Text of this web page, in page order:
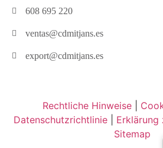
608 695 220
ventas@cdmitjans.es
export@cdmitjans.es
Rechtliche Hinweise|
Datenschutzrichtlinie
Erklärung
Sitemap